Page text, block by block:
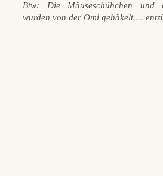
Btw: Die Mäuseschühchen und
wurden von der Omi gehäkelt….